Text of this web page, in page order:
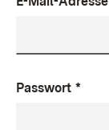
Passwort *